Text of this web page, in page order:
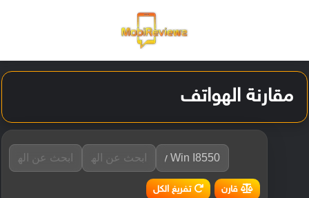
مقارنة الهواتف
قارن تفريغ الكل